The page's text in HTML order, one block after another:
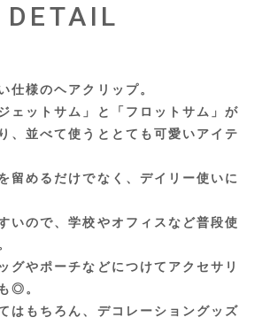
DETAIL
仕様のヘアクリップ。
ェットサム」と「フロットサム」が
、並べて使うととても可愛いアイテ
留めるだけでなく、デイリー使いに
いので、学校やオフィスなど普段使
グやポーチなどにつけてアクセサリ
◎。
はもちろん、デコレーショングッズ